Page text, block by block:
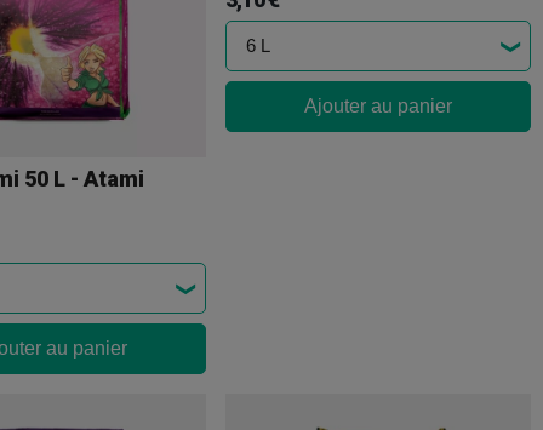
50 L - Atami
au panier
Ajouter au panier